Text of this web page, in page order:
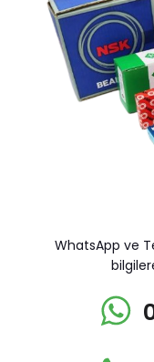
WhatsApp ve